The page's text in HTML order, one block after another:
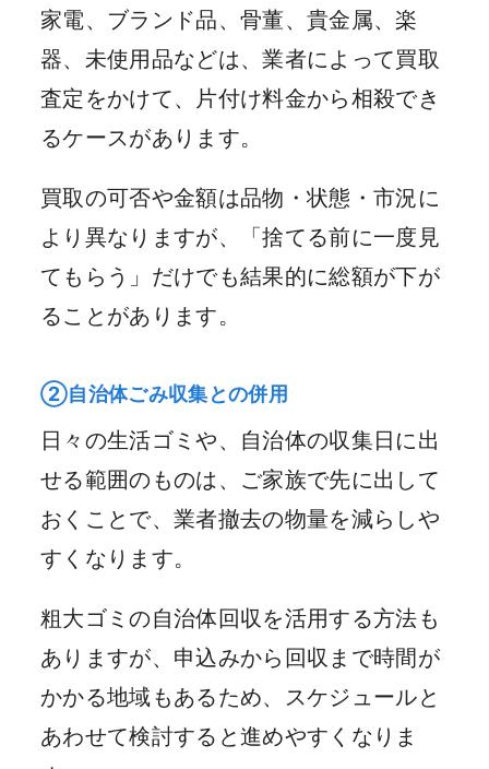
家電、ブランド品、骨董、貴金属、楽
器、未使用品などは、業者によって買取
査定をかけて、片付け料金から相殺でき
るケースがあります。
買取の可否や金額は品物・状態・市況に
より異なりますが、「捨てる前に一度見
てもらう」だけでも結果的に総額が下が
ることがあります。
②自治体ごみ収集との併用
日々の生活ゴミや、自治体の収集日に出
せる範囲のものは、ご家族で先に出して
おくことで、業者撤去の物量を減らしや
すくなります。
粗大ゴミの自治体回収を活用する方法も
ありますが、申込みから回収まで時間が
かかる地域もあるため、スケジュールと
あわせて検討すると進めやすくなりま